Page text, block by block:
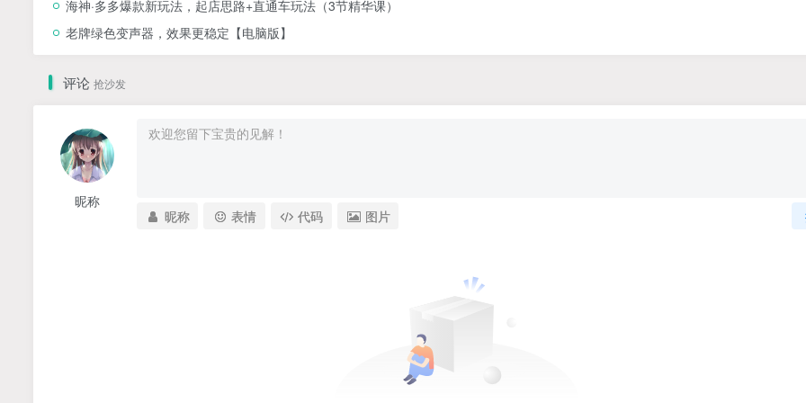
海神·多多爆款新玩法，​起店思路+直通车玩法（3节精华课）
老牌绿色变声器，效果更稳定【电脑版】
评论 抢沙发
昵称
昵称 表情 代码 图片